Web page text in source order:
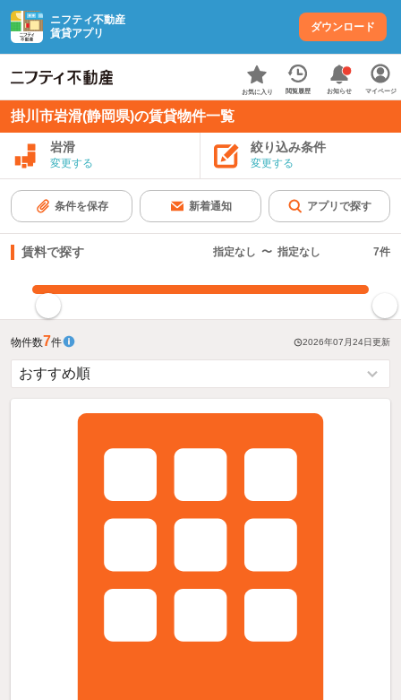
ニフティ不動産
賃貸アプリ
ダウンロード
お気に入り 閲覧履歴 お知らせ マイページ
掛川市岩滑(静岡県)の賃貸物件一覧
岩滑
変更する
絞り込み条件
変更する
条件を保存 新着通知 アプリで探す
賃料で探す 指定なし 〜 指定なし 7件
物件数7件 2026年07月24日更新